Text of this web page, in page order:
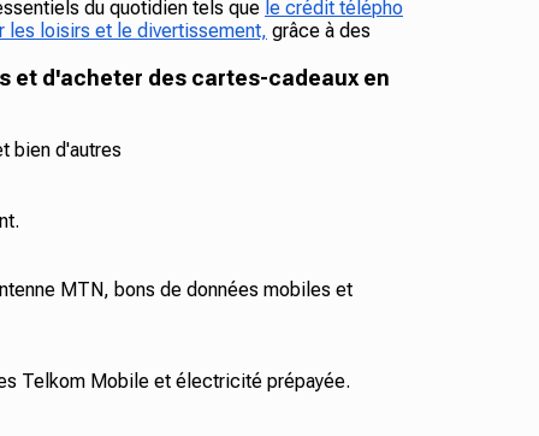
du quotidien tels que le crédit télépho
les loisirs et le divertissement, grâce à des
et d'acheter des cartes-cadeaux en
bien d'autres
MTN, bons de données mobiles et
Telkom Mobile et électricité prépayée.